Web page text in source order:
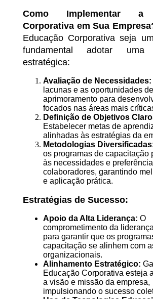
Como Implementar a
Corporativa em Sua
Educação Corporativa seja
fundamental adotar uma
estratégica:
Avaliação de Necessidades:
lacunas e as oportunidades de
aprimoramento para
focados nas áreas mais
Definição de Objetivos
Estabelecer metas de
alinhadas às estratégias da
Metodologias
os programas de capacitação
às necessidades e
colaboradores, garantindo
e aplicação prática.
Estratégias de Sucesso:
Apoio da Alta Liderança: O
comprometimento da
para garantir que os
capacitação se alinhem com
organizacionais.
Alinhamento Estratégico:
Educação Corporativa esteja
a visão e missão da empresa,
impulsionando o sucesso